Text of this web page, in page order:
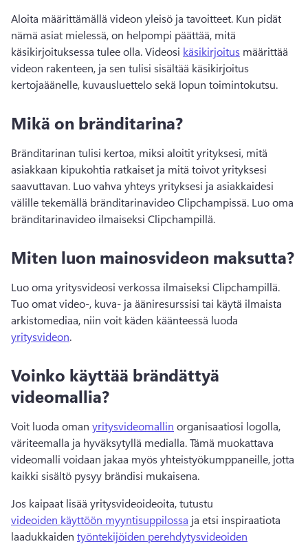
Aloita määrittämällä videon yleisö ja tavoitteet. Kun pidät
nämä asiat mielessä, on helpompi päättää, mitä
käsikirjoituksessa tulee olla. Videosi käsikirjoitus määrittää
videon rakenteen, ja sen tulisi sisältää käsikirjoitus
kertojaäänelle, kuvausluettelo sekä lopun toimintokutsu.
Mikä on bränditarina?
Bränditarinan tulisi kertoa, miksi aloitit yrityksesi, mitä
asiakkaan kipukohtia ratkaiset ja mitä toivot yrityksesi
saavuttavan. Luo vahva yhteys yrityksesi ja asiakkaidesi
välille tekemällä bränditarinavideo Clipchampissä. Luo oma
bränditarinavideo ilmaiseksi Clipchampillä.
Miten luon mainosvideon maksutta?
Tuo omat video-, kuva- ja ääniresurssisi tai käytä ilmaista
arkistomediaa, niin voit käden käänteessä luoda
yritysvideon.
Voinko käyttää brändättyä
videomallia?
Voit luoda oman yritysvideomallin organisaatiosi logolla,
väriteemalla ja hyväksytyllä medialla. Tämä muokattava
videomalli voidaan jakaa myös yhteistyökumppaneille, jotta
kaikki sisältö pysyy brändisi mukaisena.
Jos kaipaat lisää yritysvideoideoita, tutustu
videoiden käyttöön myyntisuppilossa ja etsi inspiraatiota
laadukkaiden työntekijöiden perehdytysvideoiden